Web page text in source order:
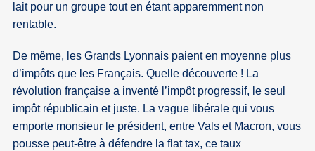
lait pour un groupe tout en étant apparemment non
rentable.
De même, les Grands Lyonnais paient en moyenne plus
d’impôts que les Français. Quelle découverte ! La
révolution française a inventé l’impôt progressif, le seul
impôt républicain et juste. La vague libérale qui vous
emporte monsieur le président, entre Vals et Macron, vous
pousse peut-être à défendre la flat tax, ce taux